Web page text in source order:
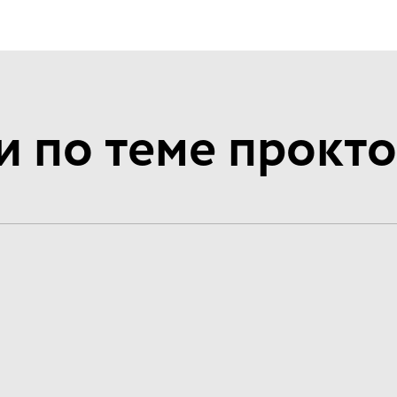
по теме